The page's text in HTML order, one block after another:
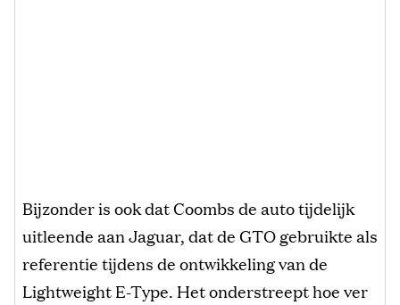
Bijzonder is ook dat Coombs de auto tijdelijk
uitleende aan Jaguar, dat de GTO gebruikte als
referentie tijdens de ontwikkeling van de
Lightweight E-Type. Het onderstreept hoe ver